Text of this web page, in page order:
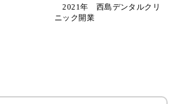
2021年 西島デンタルクリ
ニック開業